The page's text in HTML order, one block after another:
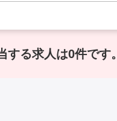
する求人は0件です。